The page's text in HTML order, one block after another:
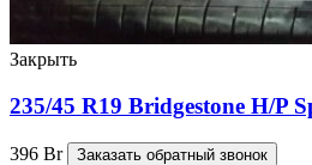
Закрыть
235/45 R19 Bridgestone H/P
396 Br Заказать обратный звонок